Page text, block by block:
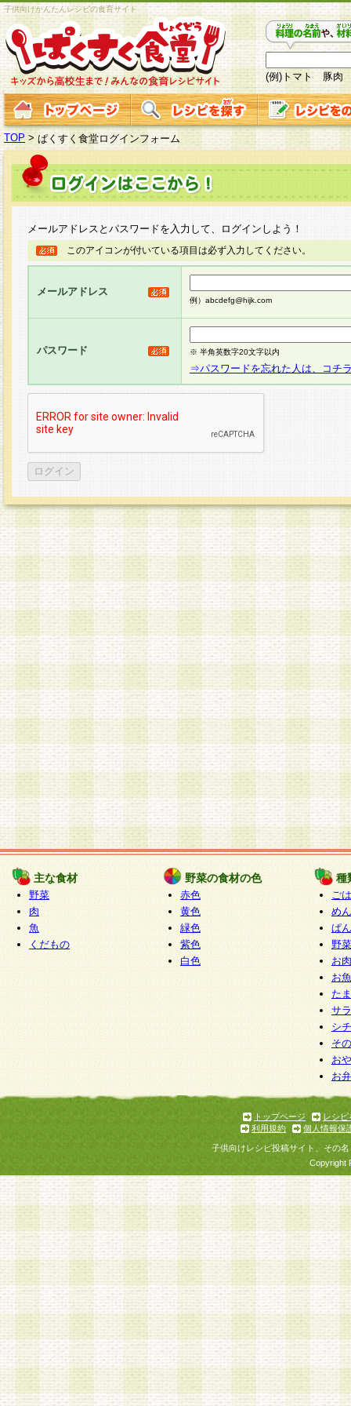
子供向けかんたんレシピの食育サイト
(例)トマト 豚肉
TOP > ぱくすく食堂ログインフォーム
メールアドレスとパスワードを入力して、ログインしよう！
このアイコンが付いている項目は必ず入力してください。
メールアドレス
例）abcdefg@hijk.com
パスワード ※ 半角英数字20文字以内
⇒パスワードを忘れた人は、コチ
主な食材
野菜
肉
魚
くだもの
野菜の食材の色
赤色
黄色
緑色
紫色
白色
種
ご
めん
ぱん
野
お
お
た
サ
シ
そ
お
お
トップページ
レシピ
利用規約
個人情報保
子供向けレシピ投稿サイト、その
Copyright